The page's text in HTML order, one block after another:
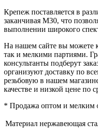
Крепеж поставляется в
заканчивая М30, что
выполнении широкого
На нашем сайте вы можете
так и мелкими партиями.
консультанты подберут
организуют доставку по
резьбовую в нашем
качестве и низкой цене по
* Продажа оптом и мелким
Материал нержавеющая